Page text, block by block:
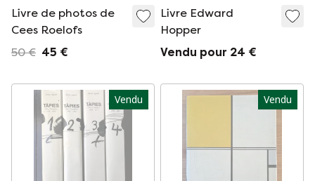
Livre de photos de
Cees Roelofs
50 € 45 €
Livre Edward
Hopper
Vendu pour 24 €
Vendu Vendu